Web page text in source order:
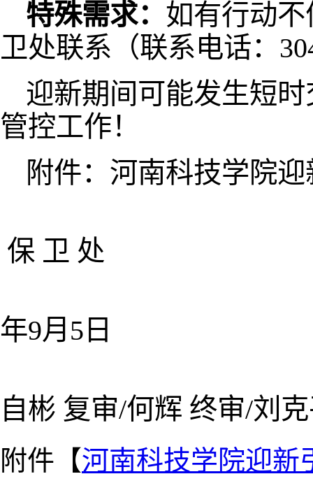
特殊需求： 如有行动
卫处联系（联系电话：
迎新期间可能发生短
管控工作！
附件：河南科技学院
保 卫 处
年9月5日
自彬 复审/何辉 终审/刘
附件【河南科技学院迎新